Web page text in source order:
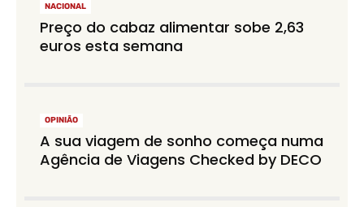
NACIONAL
Preço do cabaz alimentar sobe 2,63
euros esta semana
OPINIÃO
A sua viagem de sonho começa numa
Agência de Viagens Checked by DECO